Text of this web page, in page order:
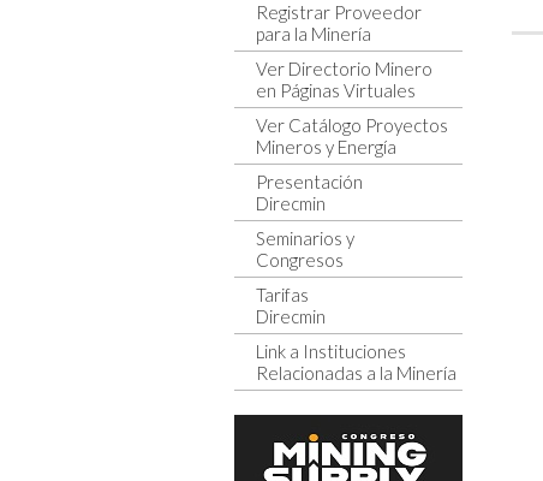
Registrar Proveedor
para la Minería
Ver Directorio Minero
en Páginas Virtuales
Ver Catálogo Proyectos
Mineros y Energía
Presentación
Direcmin
Seminarios y
Congresos
Tarifas
Direcmin
Link a Instituciones
Relacionadas a la Minería